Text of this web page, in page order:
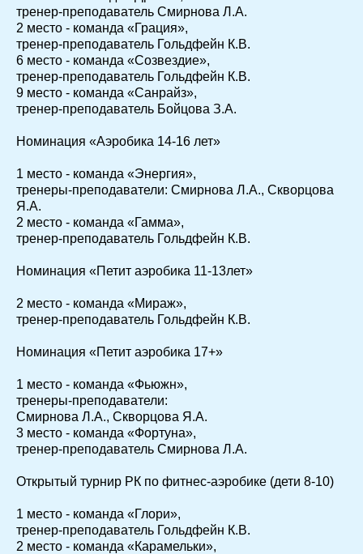
тренер-преподаватель Смирнова Л.А.
2 место - команда «Грация»,
тренер-преподаватель Гольдфейн К.В.
6 место - команда «Созвездие»,
тренер-преподаватель Гольдфейн К.В.
9 место - команда «Санрайз»,
тренер-преподаватель Бойцова З.А.
Номинация «Аэробика 14-16 лет»
1 место - команда «Энергия»,
тренеры-преподаватели: Смирнова Л.А., Скворцова
Я.А.
2 место - команда «Гамма»,
тренер-преподаватель Гольдфейн К.В.
Номинация «Петит аэробика 11-13лет»
2 место - команда «Мираж»,
тренер-преподаватель Гольдфейн К.В.
Номинация «Петит аэробика 17+»
1 место - команда «Фьюжн»,
тренеры-преподаватели:
Смирнова Л.А., Скворцова Я.А.
3 место - команда «Фортуна»,
тренер-преподаватель Смирнова Л.А.
Открытый турнир РК по фитнес-аэробике (дети 8-10)
1 место - команда «Глори»,
тренер-преподаватель Гольдфейн К.В.
2 место - команда «Карамельки»,